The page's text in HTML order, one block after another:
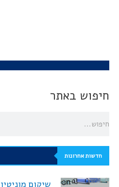
חיפוש באתר
חדשות אחרונות
שיקום